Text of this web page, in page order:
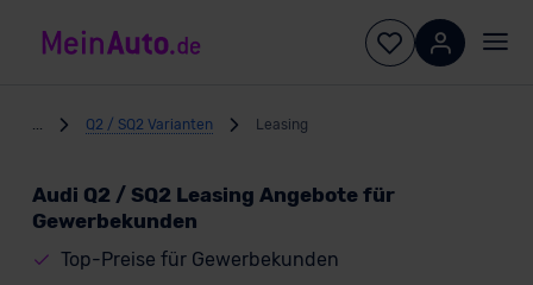
Q2 / SQ2 Varianten Leasing
Audi Q2 / SQ2 Leasing Angebote für
Gewerbekunden
Top-Preise für Gewerbekunden